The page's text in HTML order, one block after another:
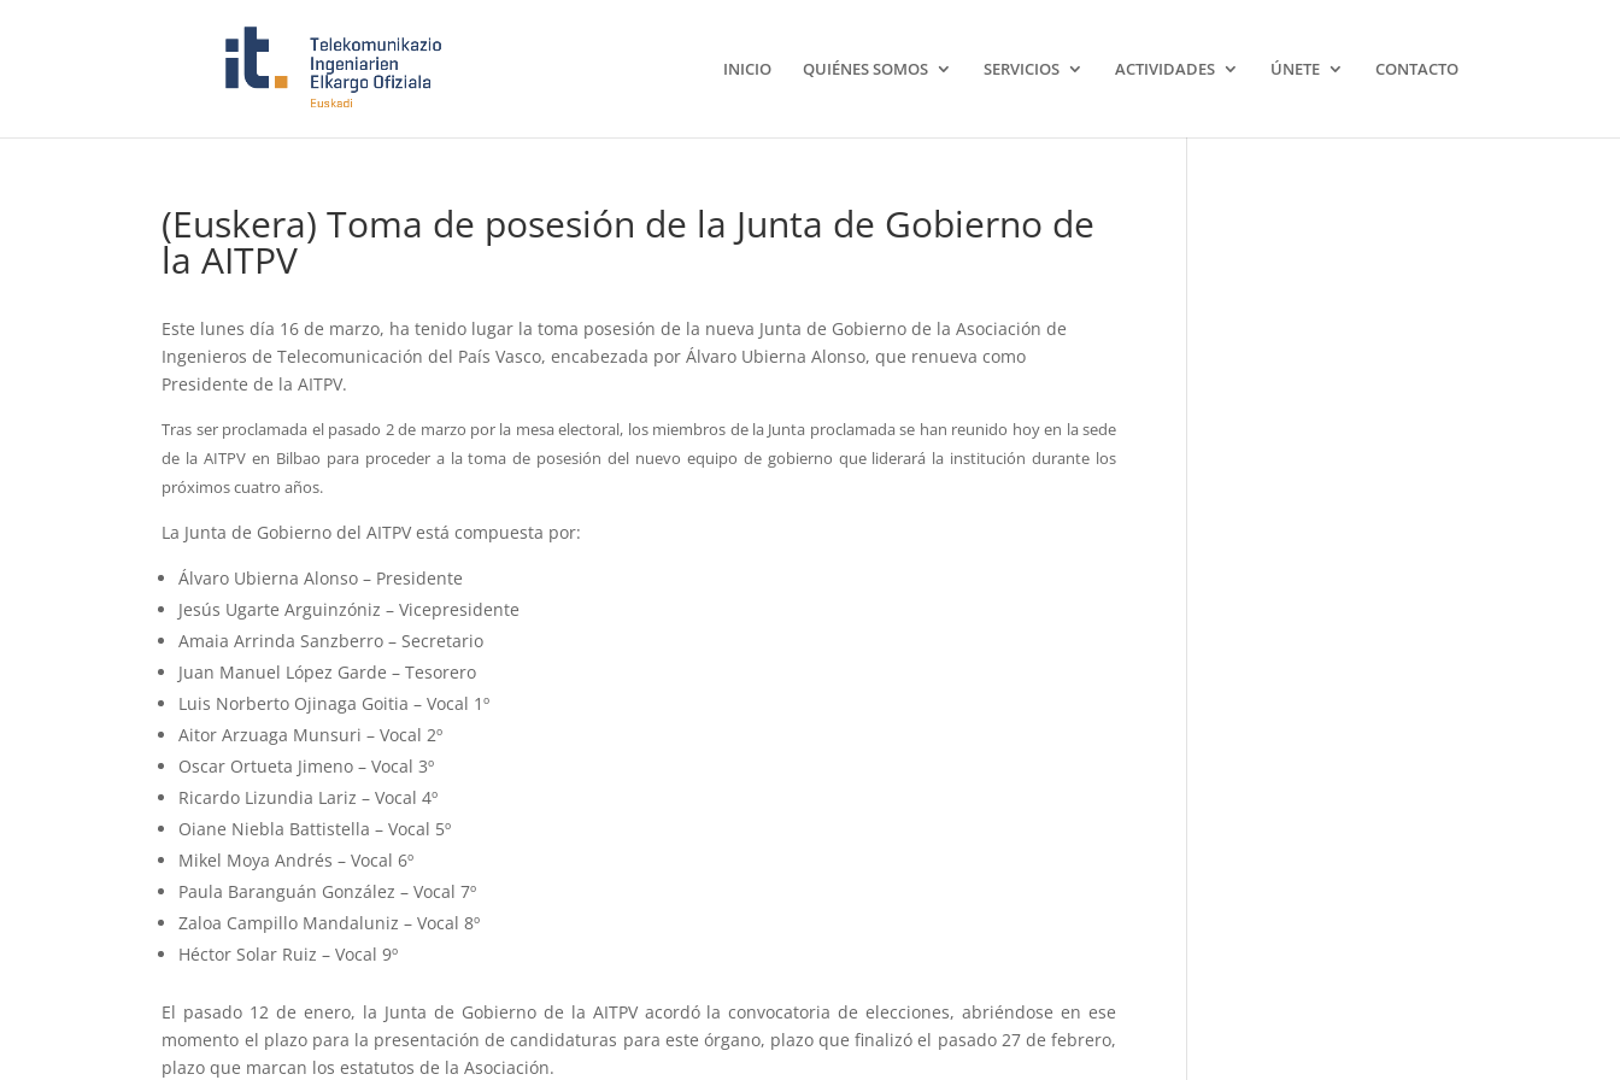
INICIO QUIÉNES SOMOS SERVICIOS ACTIVIDADES ÚNETE CONTACTO
(Euskera) Toma de posesión de la Junta de Gobierno de
la AITPV
Este lunes día 16 de marzo, ha tenido lugar la toma posesión de la nueva Junta de Gobierno de la Asociación de
Ingenieros de Telecomunicación del País Vasco, encabezada por Álvaro Ubierna Alonso, que renueva como
Presidente de la AITPV.
Tras ser proclamada el pasado 2 de marzo por la mesa electoral, los miembros de la Junta proclamada se han reunido hoy en la sede
de la AITPV en Bilbao para proceder a la toma de posesión del nuevo equipo de gobierno que liderará la institución durante los
próximos cuatro años.
La Junta de Gobierno del AITPV está compuesta por:
Álvaro Ubierna Alonso – Presidente
Jesús Ugarte Arguinzóniz – Vicepresidente
Amaia Arrinda Sanzberro – Secretario
Juan Manuel López Garde – Tesorero
Luis Norberto Ojinaga Goitia – Vocal 1º
Aitor Arzuaga Munsuri – Vocal 2º
Oscar Ortueta Jimeno – Vocal 3º
Ricardo Lizundia Lariz – Vocal 4º
Oiane Niebla Battistella – Vocal 5º
Mikel Moya Andrés – Vocal 6º
Paula Baranguán González – Vocal 7º
Zaloa Campillo Mandaluniz – Vocal 8º
Héctor Solar Ruiz – Vocal 9º
El pasado 12 de enero, la Junta de Gobierno de la AITPV acordó la convocatoria de elecciones, abriéndose en ese
momento el plazo para la presentación de candidaturas para este órgano, plazo que finalizó el pasado 27 de febrero,
plazo que marcan los estatutos de la Asociación.